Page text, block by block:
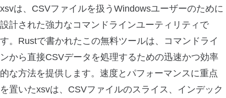
xsvは、CSVファイルを扱うWindowsユーザーのために
設計された強力なコマンドラインユーティリティで
す。Rustで書かれたこの無料ツールは、コマンドライ
ンから直接CSVデータを処理するための迅速かつ効率
的な方法を提供します。速度とパフォーマンスに重点
を置いたxsvは、CSVファイルのスライス、インデック